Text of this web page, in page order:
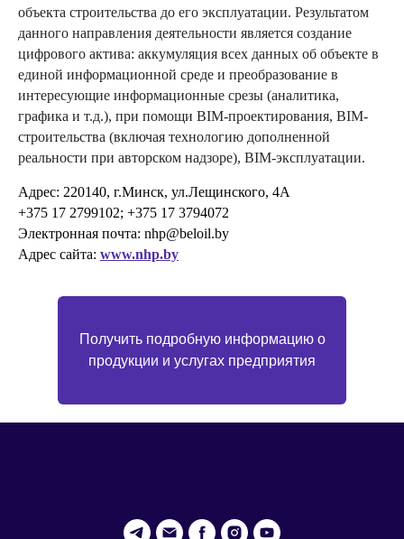
объекта строительства до его эксплуатации. Результатом
данного направления деятельности является создание
цифрового актива: аккумуляция всех данных об объекте в
единой информационной среде и преобразование в
интересующие информационные срезы (аналитика,
графика и т.д.), при помощи BIM-проектирования, BIM-
строительства (включая технологию дополненной
реальности при авторском надзоре), BIM-эксплуатации.
Адрес: 220140, г.Минск, ул.Лещинского, 4А
+375 17 2799102; +375 17 3794072
Электронная почта: nhp@beloil.by
Адрес сайта: www.nhp.by
Получить подробную информацию о
продукции и услугах предприятия